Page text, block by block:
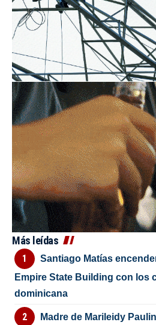
Más leídas
Santiago Matías
Empire State Building con los
dominicana
Madre de Marileidy